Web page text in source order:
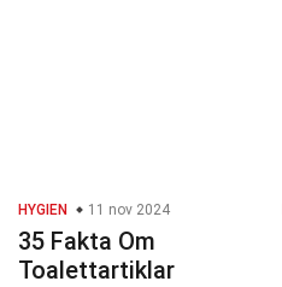
HYGIEN 11 nov 2024
35 Fakta Om
Toalettartiklar